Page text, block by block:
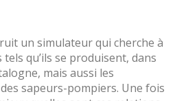
un simulateur qui cherche à
qu’ils se produisent, dans
mais aussi les
sapeurs-pompiers. Une fois